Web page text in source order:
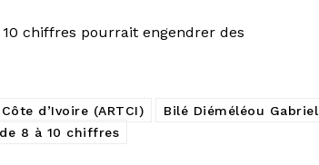
chiffres pourrait engendrer des
d’Ivoire (ARTCI)
Bilé Diéméléou Gabriel
8 à 10 chiffres